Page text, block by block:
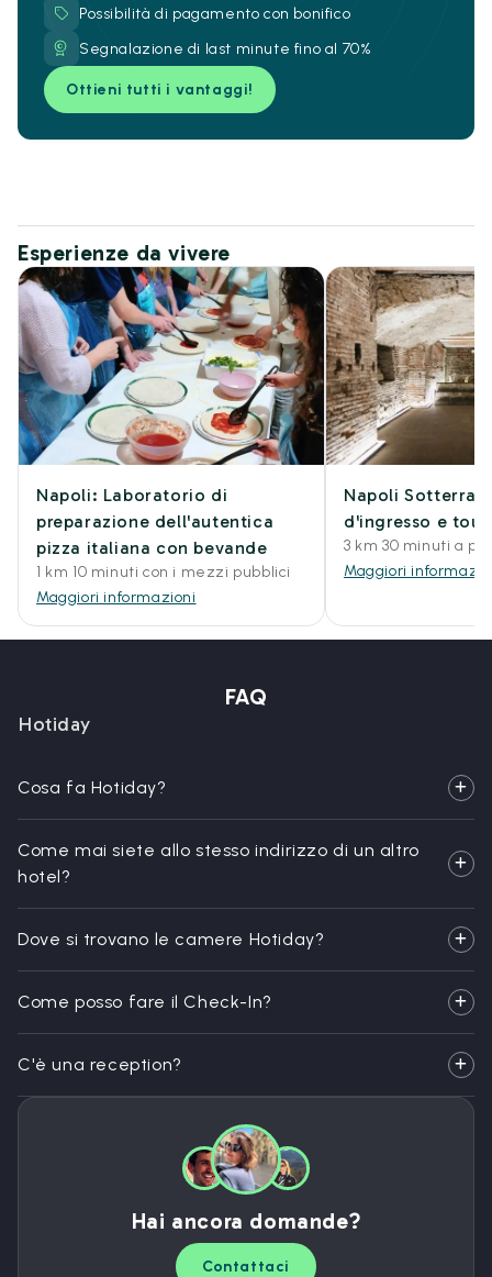
Possibilità di pagamento con bonifico
Segnalazione di last minute fino al 70%
Ottieni tutti i vantaggi!
Esperienze da vivere
Napoli: Laboratorio di
preparazione dell'autentica
pizza italiana con bevande
1 km 10 minuti con i mezzi pubblici
Maggiori informazioni
Napoli
d'ingresso e
3 km 30 minuti a
Maggiori
FAQ
Hotiday
Cosa fa Hotiday?
Come mai siete allo stesso indirizzo di un altro
hotel?
Dove si trovano le camere Hotiday?
Come posso fare il Check-In?
C'è una reception?
Hai ancora domande?
Contattaci